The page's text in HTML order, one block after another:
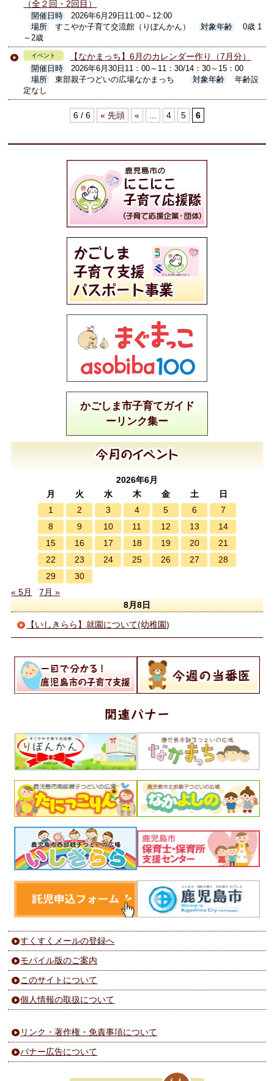
（全２回・2回目）
開催日時
2026年6月29日11:00～12:00
場所
すこやか子育て交流館（りぼんかん） 対象年齢
0歳 1
～2歳
イベント 【なかまっち】6月のカレンダー作り（7月分）
開催日時
2026年6月30日11：00～11：30/14：30～15：00
場所
東部親子つどいの広場なかまっち 対象年齢
年齢設
定なし
6 / 6 « 先頭 « ... 4 5 6
かごしま市子育てガイド
ーリンク集ー
2026年6月
月
火 水 木 金 土
日
1
2 3 4 5 6
7
8
9 10 11 12 13
14
15
16 17 18 19 20
21
22
23 24 25 26 27
28
29
30
« 5月
7月 »
8月8日
【いしきらら】就園について(幼稚園)
すくすくメールの登録へ
モバイル版のご案内
このサイトについて
個人情報の取扱について
リンク・著作権・免責事項について
バナー広告について